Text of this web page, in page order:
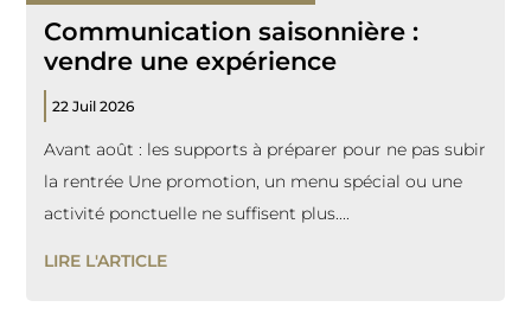
Communication saisonnière :
vendre une expérience
22 Juil 2026
Avant août : les supports à préparer pour ne pas subir
la rentrée Une promotion, un menu spécial ou une
activité ponctuelle ne suffisent plus....
LIRE L'ARTICLE